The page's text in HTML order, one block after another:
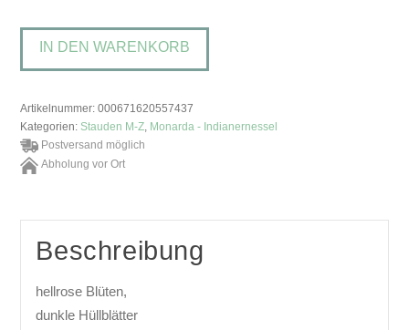
of
Cobham'Indianernessel
Menge
IN DEN WARENKORB
Artikelnummer:000671620557437
Kategorien: Stauden M-Z Monarda - Indianernessel
Postversand möglich
Abholung vor Ort
Beschreibung
hellrose Blüten,
dunkle Hüllblätter